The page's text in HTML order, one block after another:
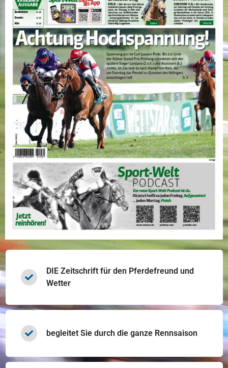
DIE Zeitschrift für den Pferdefreund und
Wetter
begleitet Sie durch die ganze Rennsaison